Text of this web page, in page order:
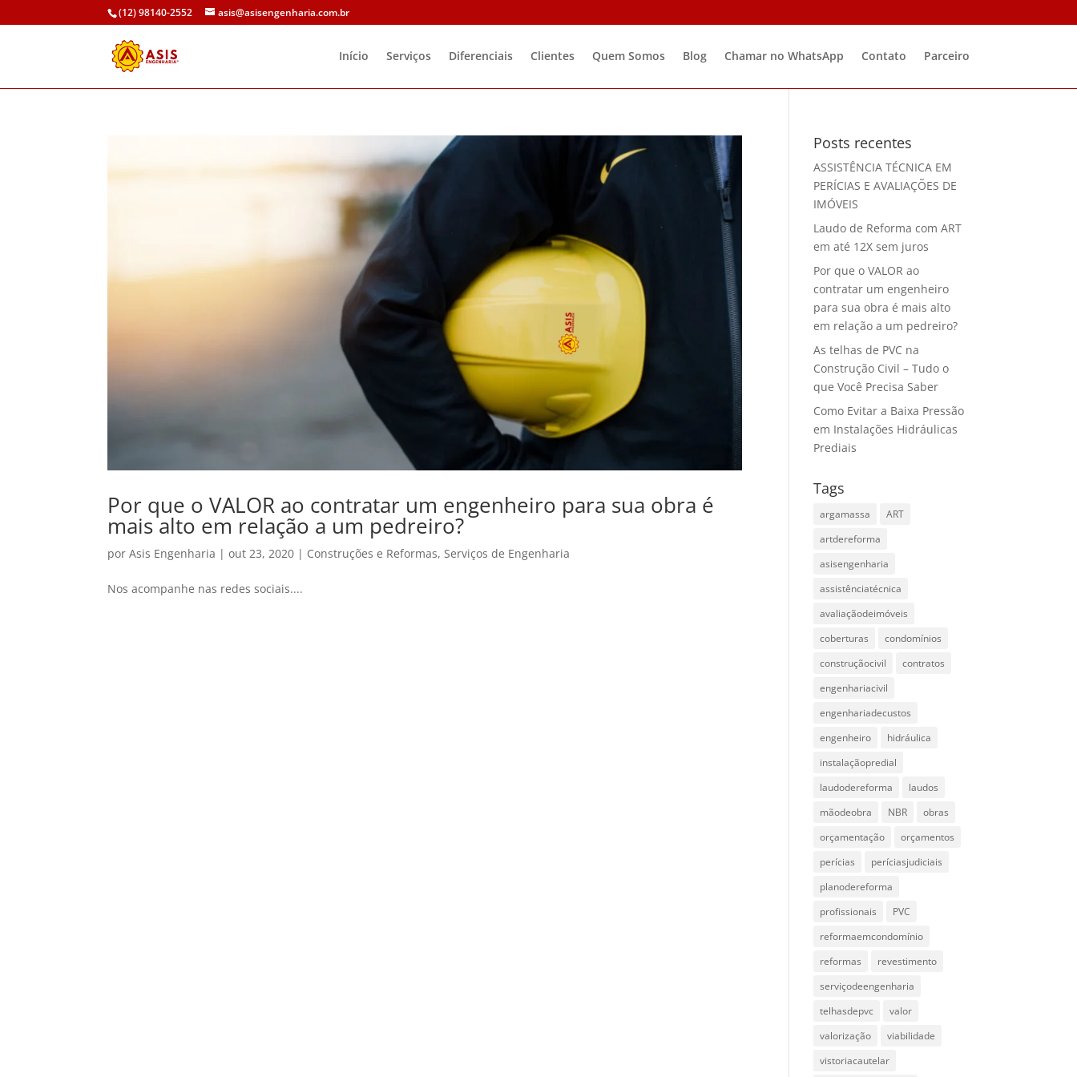
(12) 98140-2552 asis@asisengenharia.com.br
Início Serviços Diferenciais Clientes Quem Somos Blog Chamar no WhatsApp Contato Parceiro
Por que o VALOR ao contratar um engenheiro para sua obra é
mais alto em relação a um pedreiro?
porAsis Engenharia |out 23, 2020 | Construções e Reformas, Serviços de Engenharia
Nos acompanhe nas redes sociais....
Posts recentes
ASSISTÊNCIA TÉCNICA EM
PERÍCIAS E AVALIAÇÕES DE
IMÓVEIS
Laudo de Reforma com ART
em até 12X sem juros
Por que o VALOR ao
contratar um engenheiro
para sua obra é mais alto
em relação a um pedreiro?
As telhas de PVC na
Construção Civil – Tudo o
que Você Precisa Saber
Como Evitar a Baixa Pressão
em Instalações Hidráulicas
Prediais
Tags
argamassa
ART
artdereforma
asisengenharia
assistênciatécnica
avaliaçãodeimóveis
coberturas
condomínios
construçãocivil
contratos
engenhariacivil
engenhariadecustos
engenheiro
hidráulica
instalaçãopredial
laudodereforma
laudos
mãodeobra
NBR
obras
orçamentação
orçamentos
perícias
períciasjudiciais
planodereforma
profissionais
PVC
reformaemcondomínio
reformas
revestimento
serviçodeengenharia
telhasdepvc
valor
valorização
viabilidade
vistoriacautelar